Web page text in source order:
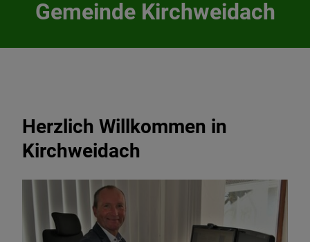
Gemeinde Kirchweidach
Herzlich Willkommen in
Kirchweidach